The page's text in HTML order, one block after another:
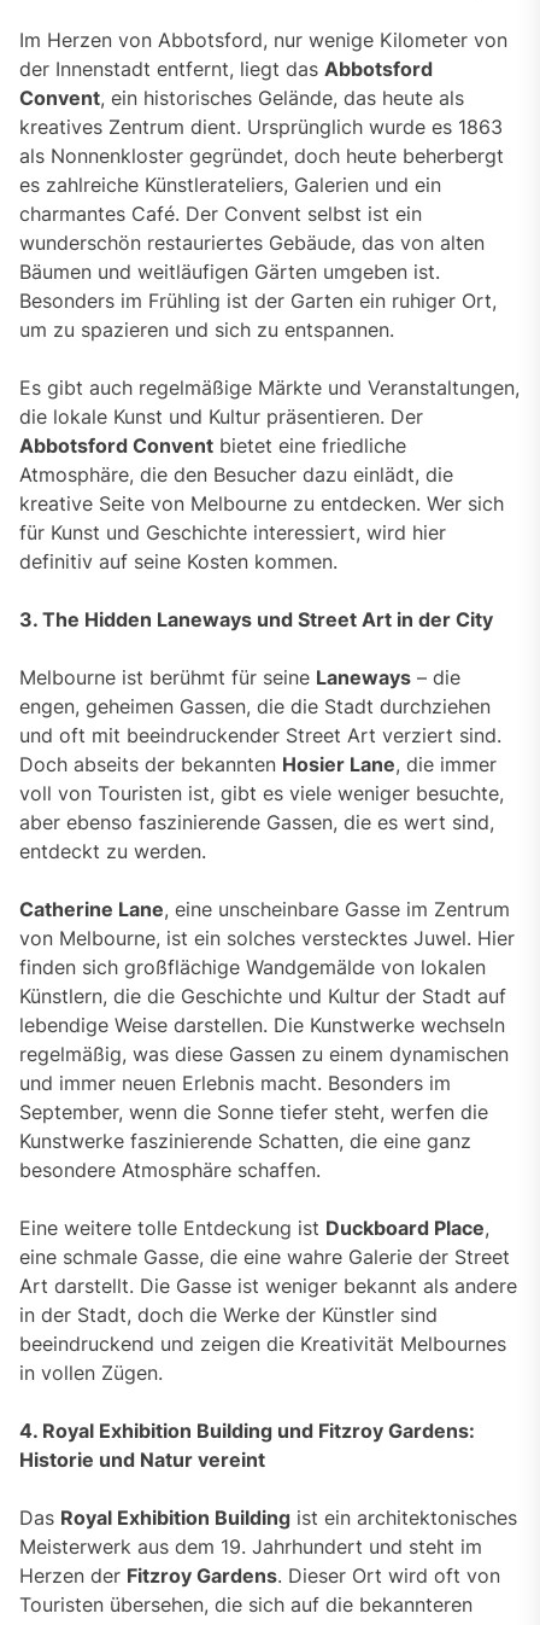
Im Herzen von Abbotsford, nur wenige Kilometer von
der Innenstadt entfernt, liegt das Abbotsford
Convent, ein historisches Gelände, das heute als
kreatives Zentrum dient. Ursprünglich wurde es 1863
als Nonnenkloster gegründet, doch heute beherbergt
es zahlreiche Künstlerateliers, Galerien und ein
charmantes Café. Der Convent selbst ist ein
wunderschön restauriertes Gebäude, das von alten
Bäumen und weitläufigen Gärten umgeben ist.
Besonders im Frühling ist der Garten ein ruhiger Ort,
um zu spazieren und sich zu entspannen.
Es gibt auch regelmäßige Märkte und Veranstaltungen,
die lokale Kunst und Kultur präsentieren. Der
Abbotsford Convent bietet eine friedliche
Atmosphäre, die den Besucher dazu einlädt, die
kreative Seite von Melbourne zu entdecken. Wer sich
für Kunst und Geschichte interessiert, wird hier
definitiv auf seine Kosten kommen.
3. The Hidden Laneways und Street Art in der City
Melbourne ist berühmt für seine Laneways – die
engen, geheimen Gassen, die die Stadt durchziehen
und oft mit beeindruckender Street Art verziert sind.
Doch abseits der bekannten Hosier Lane, die immer
voll von Touristen ist, gibt es viele weniger besuchte,
aber ebenso faszinierende Gassen, die es wert sind,
entdeckt zu werden.
Catherine Lane, eine unscheinbare Gasse im Zentrum
von Melbourne, ist ein solches verstecktes Juwel. Hier
finden sich großflächige Wandgemälde von lokalen
Künstlern, die die Geschichte und Kultur der Stadt auf
lebendige Weise darstellen. Die Kunstwerke wechseln
regelmäßig, was diese Gassen zu einem dynamischen
und immer neuen Erlebnis macht. Besonders im
September, wenn die Sonne tiefer steht, werfen die
Kunstwerke faszinierende Schatten, die eine ganz
besondere Atmosphäre schaffen.
Eine weitere tolle Entdeckung ist Duckboard Place,
eine schmale Gasse, die eine wahre Galerie der Street
Art darstellt. Die Gasse ist weniger bekannt als andere
in der Stadt, doch die Werke der Künstler sind
beeindruckend und zeigen die Kreativität Melbournes
in vollen Zügen.
4. Royal Exhibition Building und Fitzroy Gardens:
Historie und Natur vereint
Das Royal Exhibition Building ist ein architektonisches
Meisterwerk aus dem 19. Jahrhundert und steht im
Herzen der Fitzroy Gardens. Dieser Ort wird oft von
Touristen übersehen, die sich auf die bekannteren